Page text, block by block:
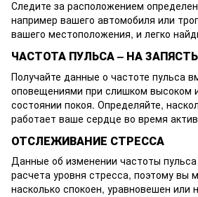
Следите за расположением
например вашего автомобиля или
вашего местоположения, и легко
ЧАСТОТА ПУЛЬСА – НА
Получайте данные о частоте пульса
оповещениями при слишком высоком
состоянии покоя. Определяйте,
работает ваше сердце во время
ОТСЛЕЖИВАНИЕ СТРЕССА
Данные об изменении частоты
расчета уровня стресса, поэтому вы
насколько спокоен, уравновешен или